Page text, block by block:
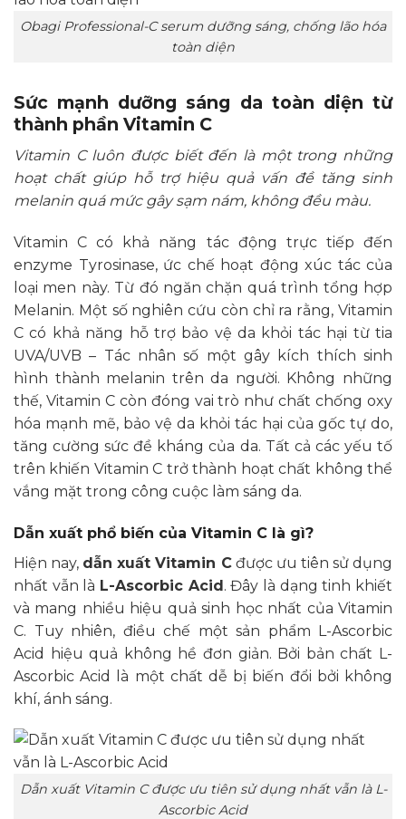
Obagi Professional-C serum dưỡng sáng, chống lão hóa
toàn diện
Sức mạnh dưỡng sáng da toàn diện từ
thành phần Vitamin C
Vitamin C luôn được biết đến là một trong những
hoạt chất giúp hỗ trợ hiệu quả vấn đề tăng sinh
melanin quá mức gây sạm nám, không đều màu.
Vitamin C có khả năng tác động trực tiếp đến
enzyme Tyrosinase, ức chế hoạt động xúc tác của
loại men này. Từ đó ngăn chặn quá trình tổng hợp
Melanin. Một số nghiên cứu còn chỉ ra rằng, Vitamin
C có khả năng hỗ trợ bảo vệ da khỏi tác hại từ tia
UVA/UVB – Tác nhân số một gây kích thích sinh
hình thành melanin trên da người. Không những
thế, Vitamin C còn đóng vai trò như chất chống oxy
hóa mạnh mẽ, bảo vệ da khỏi tác hại của gốc tự do,
tăng cường sức đề kháng của da. Tất cả các yếu tố
trên khiến Vitamin C trở thành hoạt chất không thể
vắng mặt trong công cuộc làm sáng da.
Dẫn xuất phổ biến của Vitamin C là gì?
Hiện nay, dẫn xuất Vitamin Cđược ưu tiên sử dụng
nhất vẫn là L-Ascorbic Acid. Đây là dạng tinh khiết
và mang nhiều hiệu quả sinh học nhất của Vitamin
C. Tuy nhiên, điều chế một sản phẩm L-Ascorbic
Acid hiệu quả không hề đơn giản. Bởi bản chất L-
Ascorbic Acid là một chất dễ bị biến đổi bởi không
khí, ánh sáng.
Dẫn xuất Vitamin C được ưu tiên sử dụng nhất vẫn là L-
Ascorbic Acid